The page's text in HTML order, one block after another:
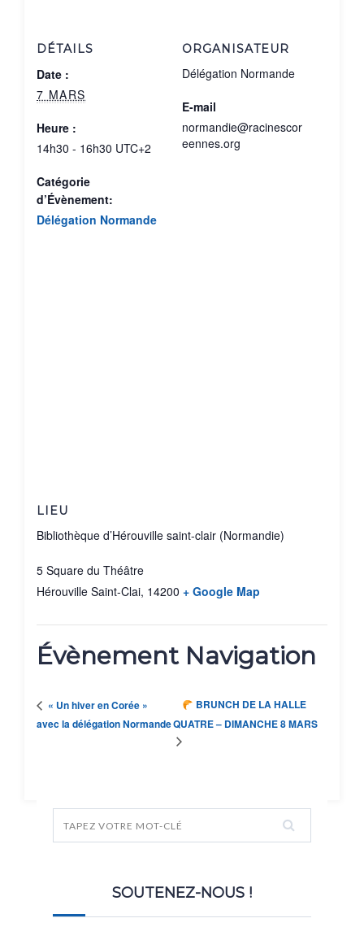
DÉTAILS
Date :
7 MARS
Heure :
14h30 - 16h30 UTC+2
Catégorie
d’Évènement:
Délégation Normande
ORGANISATEUR
Délégation Normande
E-mail
normandie@racinescor
eennes.org
LIEU
Bibliothèque d’Hérouville saint-clair (Normandie)
5 Square du Théâtre
Hérouville Saint-Clai, 14200 + Google Map
Évènement Navigation
« Un hiver en Corée »
avec la délégation Normande
BRUNCH DE LA HALLE
QUATRE – DIMANCHE 8 MARS
SOUTENEZ-NOUS !